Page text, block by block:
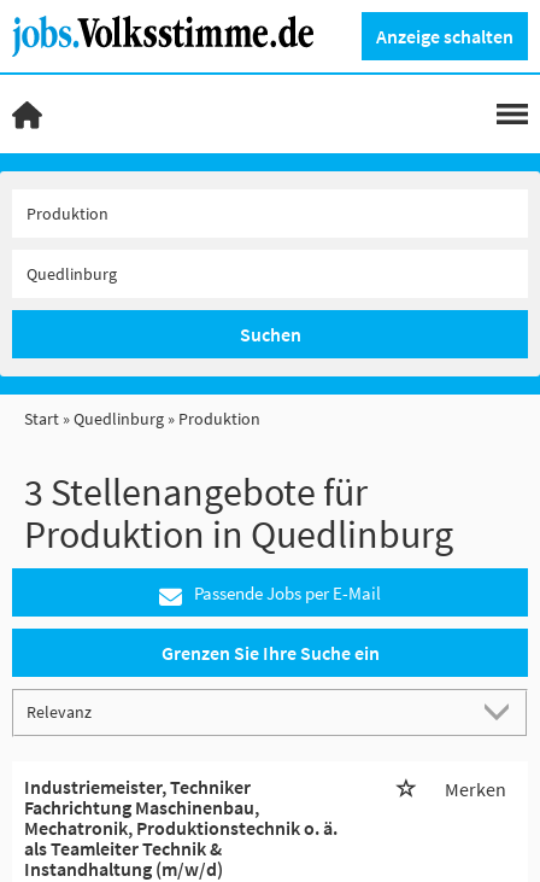
Anzeige schalten
Suchen
Start Quedlinburg Produktion
3 Stellenangebote für
Produktion in Quedlinburg
Passende Jobs per E-Mail
Grenzen Sie Ihre Suche ein
Industriemeister, Techniker
Fachrichtung Maschinenbau,
Mechatronik, Produktionstechnik o. ä.
als Teamleiter Technik &
Instandhaltung (m/w/d)
Merken